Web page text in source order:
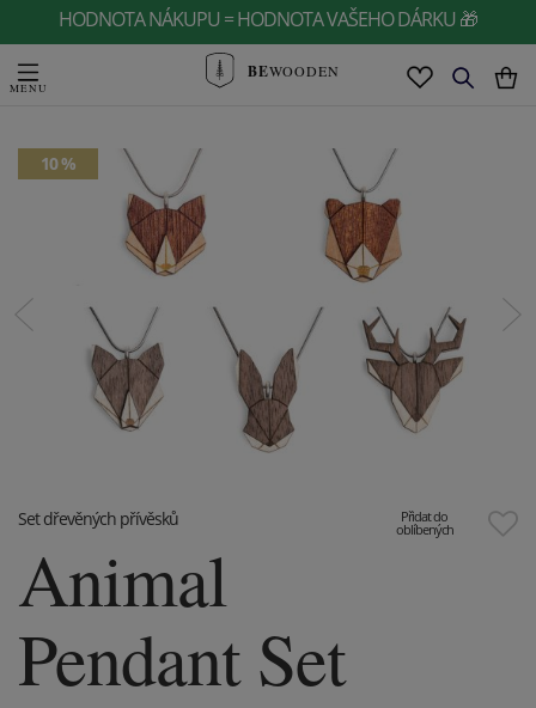
HODNOTA NÁKUPU = HODNOTA VAŠEHO DÁRKU 🎁
BEWOODEN
10 %
Přidat do
oblíbených
Set dřevěných přívěsků
Animal
Pendant Set